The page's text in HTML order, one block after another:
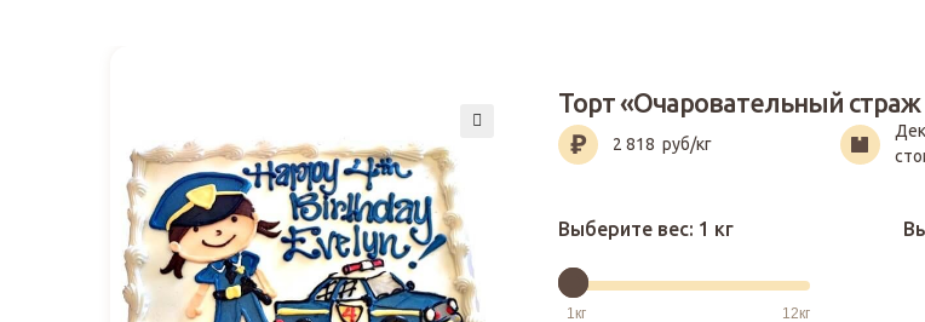
Торт «Очаровательный
2 818 руб/кг
Выберите вес: 1 кг